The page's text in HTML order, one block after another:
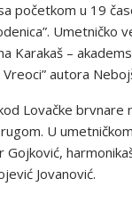
početkom u 19
Karakaš –
autora
Lovačke
U
Jovanović.